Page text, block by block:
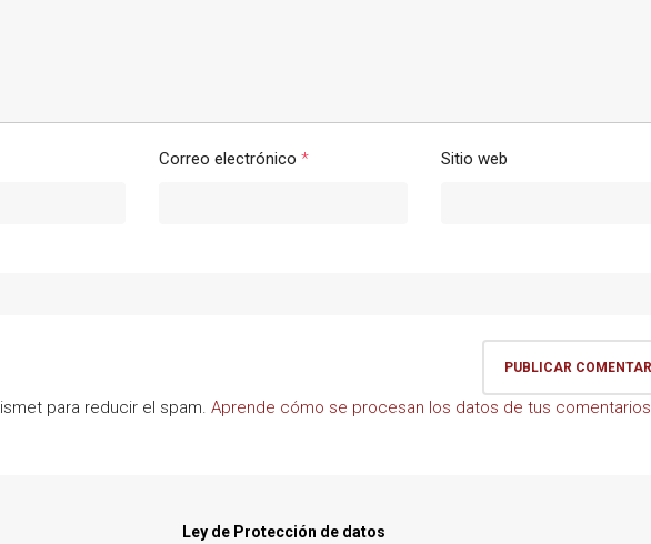
Correo electrónico * Sitio web
para reducir el spam. Aprende cómo se procesan los datos de tus comentarios.
Ley de Protección de datos